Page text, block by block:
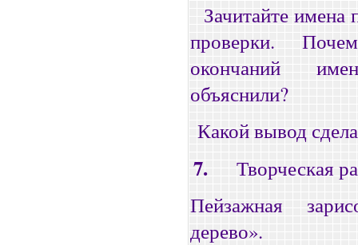
Зачитайте имена
проверки.
окончаний
объяснили?
Какой вывод
7.
Творческая
Пейзажная
дерево».